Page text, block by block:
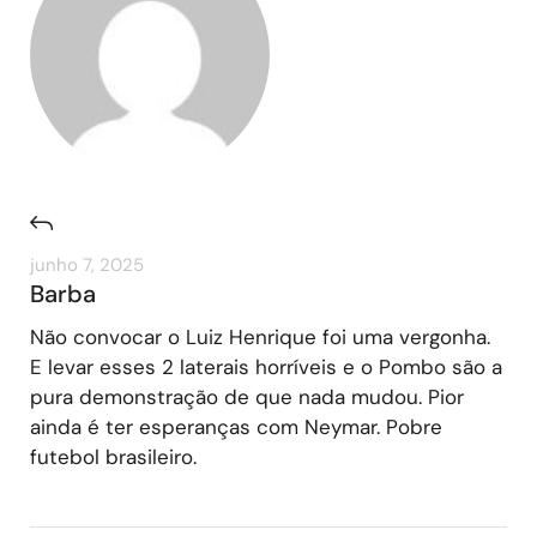
junho 7, 2025
Barba
Não convocar o Luiz Henrique foi uma vergonha.
E levar esses 2 laterais horríveis e o Pombo são a
pura demonstração de que nada mudou. Pior
ainda é ter esperanças com Neymar. Pobre
futebol brasileiro.